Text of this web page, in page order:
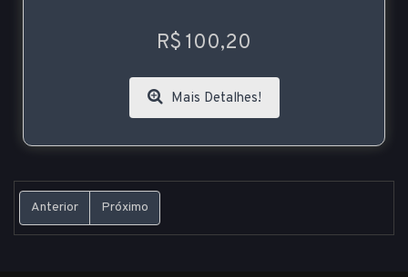
R$ 100,20
Mais Detalhes!
Anterior Próximo